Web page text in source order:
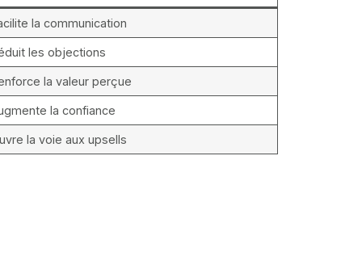
la communication
les objections
la valeur perçue
la confiance
la voie aux upsells